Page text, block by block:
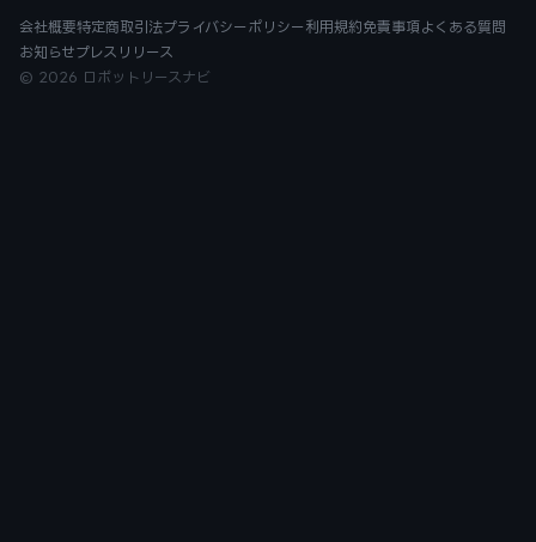
会社概要特定商取引法プライバシーポリシー 利用規約免責事項よくある質問
お知らせプレスリリース
© 2026 ロボットリースナビ